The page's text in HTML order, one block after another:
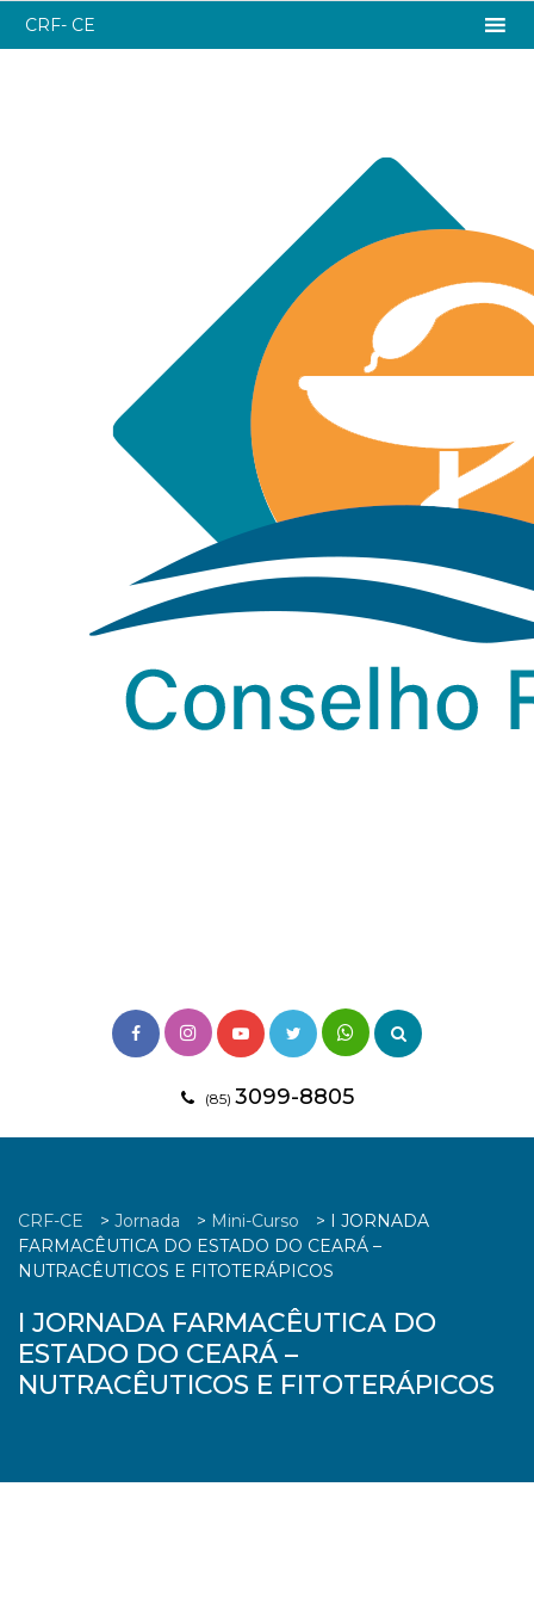
(85) 3099-8805
CRF- CE
CRF-CE > Jornada > Mini-Curso > I JORNADA
FARMACÊUTICA DO ESTADO DO CEARÁ –
NUTRACÊUTICOS E FITOTERÁPICOS
I JORNADA FARMACÊUTICA DO
ESTADO DO CEARÁ –
NUTRACÊUTICOS E FITOTERÁPICOS